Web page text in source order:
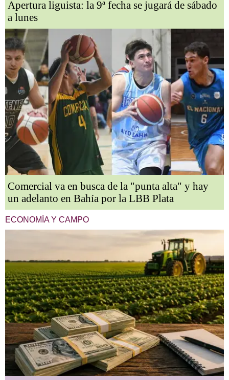
Apertura liguista: la 9ª fecha se jugará de sábado
a lunes
Comercial va en busca de la "punta alta" y hay
un adelanto en Bahía por la LBB Plata
ECONOMÍA Y CAMPO